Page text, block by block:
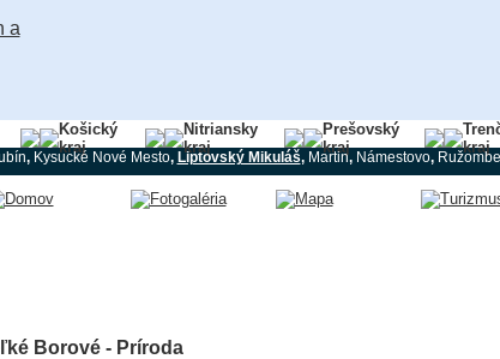
Košický
kraj
Nitriansky
kraj
Prešovský
kraj
kraj
, Kysucké Nové Mesto, Liptovský Mikuláš, Martin, Námestovo,
Borové - Príroda